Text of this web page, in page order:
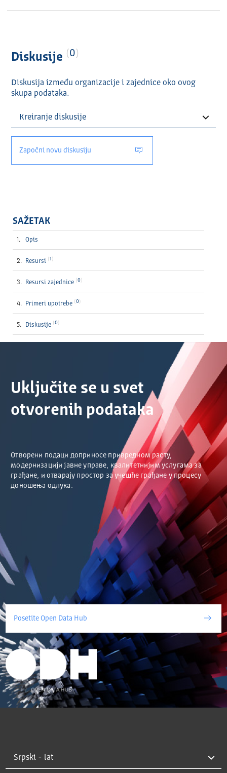
Diskusije 0
Diskusija između organizacije i zajednice oko ovog
skupa podataka.
Započni novu diskusiju
SAŽETAK
Opis
Resursi 1
Resursi zajednice 0
Primeri upotrebe 0
Diskusije 0
Uključite se u svet
otvorenih podataka
Отворени подаци доприносе привредном расту,
модернизацији јавне управе, квалитетнијим услугама за
грађане, и отварају простор за учешће грађане у процесу
доношења одлука.
Posetite Open Data Hub